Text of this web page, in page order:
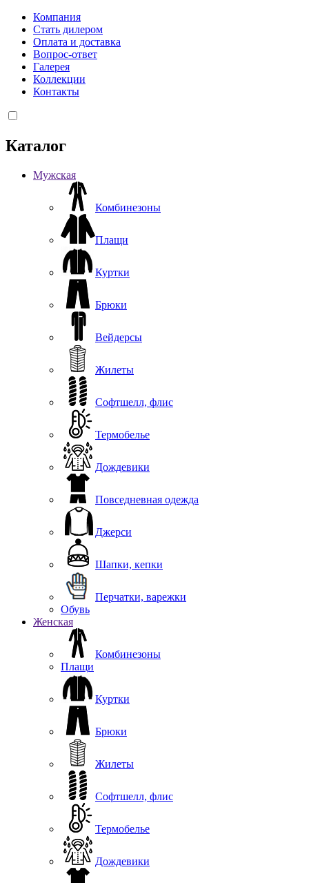
Компания
Стать дилером
Оплата и доставка
Вопрос-ответ
Галерея
Коллекции
Контакты
Каталог
Мужская
Комбинезоны
Плащи
Куртки
Брюки
Вейдерсы
Жилеты
Софтшелл, флис
Термобелье
Дождевики
Повседневная одежда
Джерси
Шапки, кепки
Перчатки, варежки
Обувь
Женская
Комбинезоны
Плащи
Куртки
Брюки
Жилеты
Софтшелл, флис
Термобелье
Дождевики